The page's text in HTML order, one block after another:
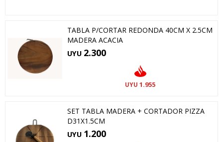
TABLA P/CORTAR REDONDA 40CM X 2.5CM
MADERA ACACIA
UYU 2.300
UYU 1.955
SET TABLA MADERA + CORTADOR PIZZA
D31X1.5CM
UYU 1.200